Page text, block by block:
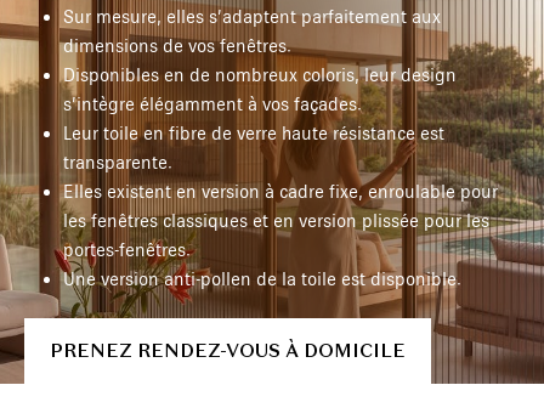
Sur mesure, elles s’adaptent parfaitement aux
dimensions de vos fenêtres.
Disponibles en de nombreux coloris, leur design
s’intègre élégamment à vos façades.
Leur toile en fibre de verre haute résistance est
transparente.
Elles existent en version à cadre fixe, enroulable pour
les fenêtres classiques et en version plissée pour les
portes-fenêtres.
Une version anti-pollen de la toile est disponible.
PRENEZ RENDEZ-VOUS À DOMICILE